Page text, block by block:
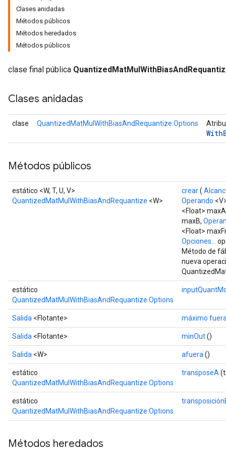
Clases anidadas
Métodos públicos
Métodos heredados
Métodos públicos
clase final pública
Clases anidadas
clase QuantizedMatMulWithBiasAndRequantize.Options
With
Métodos públicos
estático <W, T, U, V>
QuantizedMatMulWithBiasAndRequantize <W>
crear(
Operando
<Float>
maxB,
<Float>
Opciones...
Método de
nueva
estático
QuantizedMatMulWithBiasAndRequantize.Options
Salida <Flotante> máximo
Salida <Flotante> minOut()
Salida <W> afuera ()
estático
QuantizedMatMulWithBiasAndRequantize.Options
transposeA
estático
QuantizedMatMulWithBiasAndRequantize.Options
Métodos heredados